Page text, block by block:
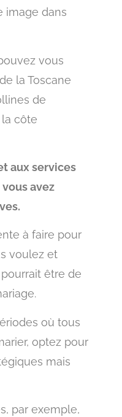
image dans
vous
la Toscane
de
la côte
aux services
avez
à faire pour
voulez et
être de
où tous
optez pour
mais
par exemple,